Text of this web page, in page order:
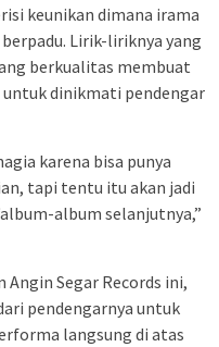
keunikan dimana irama
Lirik-liriknya yang
berkualitas membuat
dinikmati pendengar
karena bisa punya
tapi tentu itu akan jadi
album selanjutnya,”
Segar Records ini,
pendengarnya untuk
langsung di atas